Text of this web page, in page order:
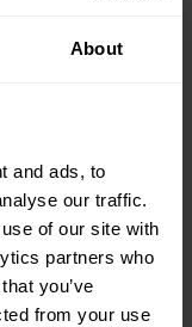
About
and ads, to
our traffic.
of our site with
partners who
you’ve
from your use
with this
and
set in as
and
spa feel.